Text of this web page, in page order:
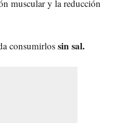
muscular y la reducción
consumirlos sin sal.